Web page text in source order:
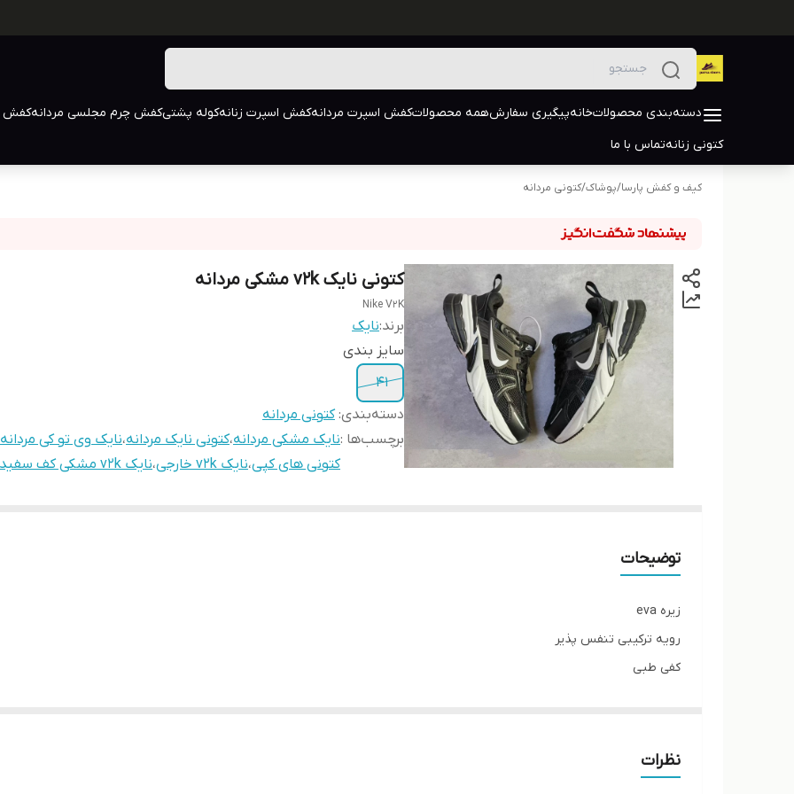
دسته‌بندی محصولاتخانهپیگیری سفارشهمه محصولاتکفش اسپرت مردانهکفش اسپرت زنانهکوله پشتیکفش چرم مجلسی مردانهکفش
کتونی زنانهتماس با ما
کیف و کفش پارسا/پوشاک/کتونی مردانه
کتونی نایک v2k مشکی مردانه
Nike V2K
برند:نایک
سایز بندی
41
دسته‌بندی:کتونی مردانه
برچسب‌ها :نایک مشکی مردانه،کتونی نایک مردانه،نایک وی تو کی مردانه
کتونی های کپی،نایک v2k خارجی ،نایک v2k مشکی کف سفید
توضیحات
زیره eva
رویه ترکیبی تنفس پذیر
کفی طبی
قالب کاملآ استاندارد
کیفیت های کپی ساخت ویتنام
نظرات